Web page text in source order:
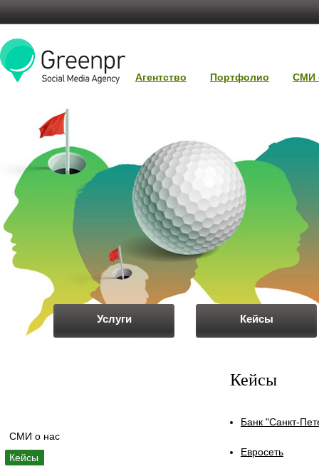
Агентство Портфолио СМИ
Услуги Кейсы
СМИ о нас
Кейсы
Кейсы
Банк "Санкт-
Евросеть